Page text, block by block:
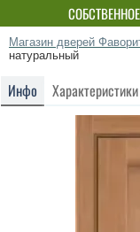
Магазин дверей
натуральный
Инфо Характеристики